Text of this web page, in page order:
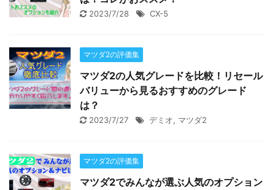
2023/7/28 CX-5
マツダ2の評価集
マツダ2の人気グレードを比較！リセール
バリューから見るおすすめのグレード
は？
2023/7/27 デミオ, マツダ2
マツダ2の評価集
マツダ2でみんなが選ぶ人気のオプション